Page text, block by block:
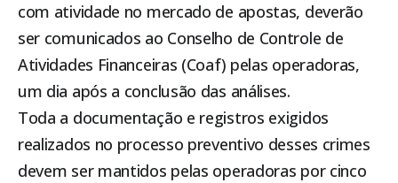
com atividade no mercado de apostas, deverão
ser comunicados ao Conselho de Controle de
Atividades Financeiras (Coaf) pelas operadoras,
um dia após a conclusão das análises.
Toda a documentação e registros exigidos
realizados no processo preventivo desses crimes
devem ser mantidos pelas operadoras por cinco